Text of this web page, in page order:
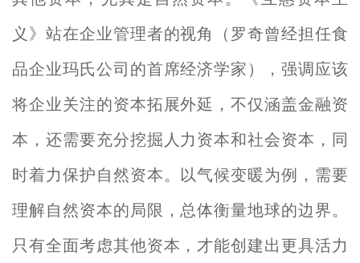
义》站在企业管理者的视角（罗奇曾经担任食
品企业玛氏公司的首席经济学家），强调应该
将企业关注的资本拓展外延，不仅涵盖金融资
本，还需要充分挖掘人力资本和社会资本，同
时着力保护自然资本。以气候变暖为例，需要
理解自然资本的局限，总体衡量地球的边界。
只有全面考虑其他资本，才能创建出更具活力